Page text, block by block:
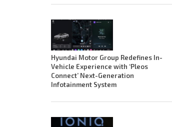
Hyundai Motor Group Redefines In-
Vehicle Experience with ‘Pleos
Connect’ Next-Generation
Infotainment System